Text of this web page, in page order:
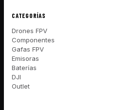
CATEGORÍAS
Drones FPV
Componentes
Gafas FPV
Emisoras
Baterías
DJI
Outlet